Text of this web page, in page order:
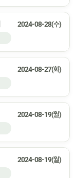
2024-08-28(수)
2024-08-27(화)
2024-08-19(월)
2024-08-19(월)